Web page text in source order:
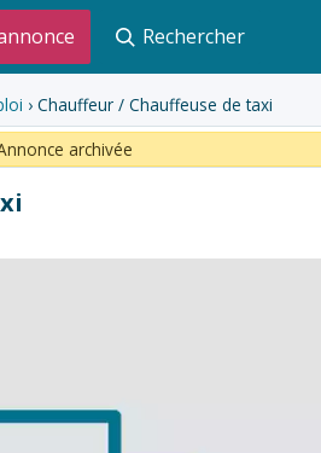
Rechercher
› Chauffeur / Chauffeuse de taxi
archivée